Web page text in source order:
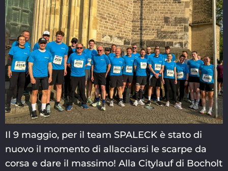
Il 9 maggio, per il team SPALECK è stato di
nuovo il momento di allacciarsi le scarpe da
corsa e dare il massimo! Alla Citylauf di Bocholt